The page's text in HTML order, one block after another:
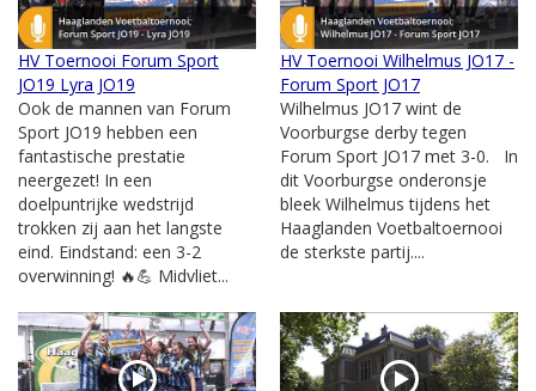
HV Toernooi Forum Sport
JO19 Lyra JO19
Ook de mannen van Forum
Sport JO19 hebben een
fantastische prestatie
neergezet! In een
doelpuntrijke wedstrijd
trokken zij aan het langste
eind. Eindstand: een 3-2
overwinning! 🔥💪 Midvliet...
HV Toernooi Wilhelmus JO17 -
Forum Sport JO17
Wilhelmus JO17 wint de
Voorburgse derby tegen
Forum Sport JO17 met 3-0. In
dit Voorburgse onderonsje
bleek Wilhelmus tijdens het
Haaglanden Voetbaltoernooi
de sterkste partij....